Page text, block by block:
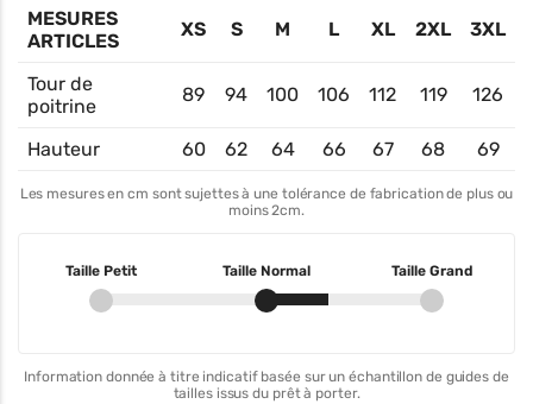
MESURES
ARTICLES
XS S M L XL 2XL 3XL
Tour de
poitrine
89 94 100 106 112 119 126
Hauteur 60 62 64 66 67 68 69
Les mesures en cm sont sujettes à une tolérance de fabrication de plus ou
moins 2cm.
Taille Petit Taille Normal Taille Grand
Information donnée à titre indicatif basée sur un échantillon de guides de
tailles issus du prêt à porter.